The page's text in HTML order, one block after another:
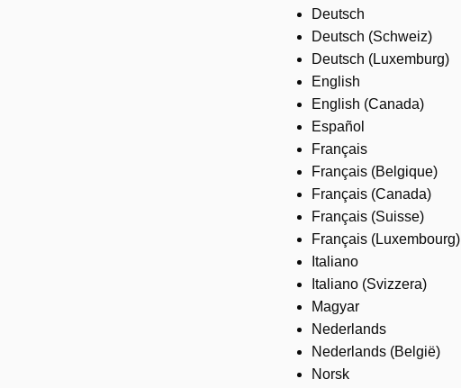
Deutsch
Deutsch (Schweiz)
Deutsch (Luxemburg)
English
English (Canada)
Español
Français
Français (Belgique)
Français (Canada)
Français (Suisse)
Français (Luxembourg)
Italiano
Italiano (Svizzera)
Magyar
Nederlands
Nederlands (België)
Norsk